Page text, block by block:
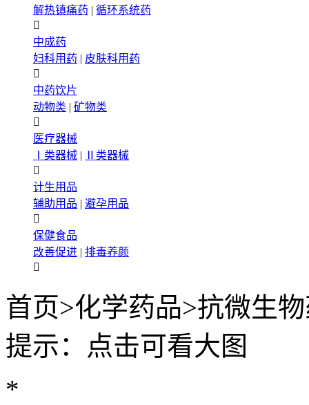
解热镇痛药 | 循环系统药

中成药
妇科用药 | 皮肤科用药

中药饮片
动物类 | 矿物类

医疗器械
Ⅰ类器械 |
Ⅱ类器械

计生用品
辅助用品 | 避孕用品

保健食品
改善促进 | 排毒养颜

首页>化学药品>抗微生
提示：点击可看大图
*